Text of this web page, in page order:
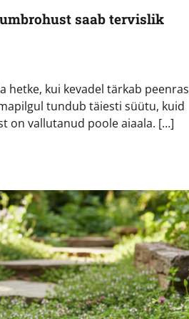
saab tervislik
hetke, kui kevadel tärkab peenras
tundub täiesti süütu, kuid
on vallutanud poole aiaala. […]